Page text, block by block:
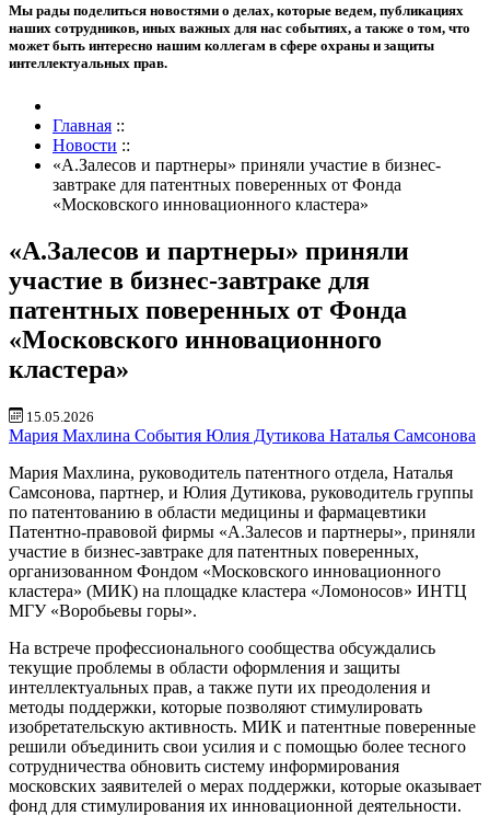
Мы рады поделиться новостями о делах, которые ведем, публикациях
наших сотрудников, иных важных для нас событиях, а также о том, что
может быть интересно нашим коллегам в сфере охраны и защиты
интеллектуальных прав.
Главная ::
Новости ::
«А.Залесов и партнеры» приняли участие в бизнес-
завтраке для патентных поверенных от Фонда
«Московского инновационного кластера»
«А.Залесов и партнеры» приняли
участие в бизнес-завтраке для
патентных поверенных от Фонда
«Московского инновационного
кластера»
15.05.2026
Мария Махлина События Юлия Дутикова Наталья Самсонова
Мария Махлина, руководитель патентного отдела, Наталья
Самсонова, партнер, и Юлия Дутикова, руководитель группы
по патентованию в области медицины и фармацевтики
Патентно-правовой фирмы «А.Залесов и партнеры», приняли
участие в бизнес-завтраке для патентных поверенных,
организованном Фондом «Московского инновационного
кластера» (МИК) на площадке кластера «Ломоносов» ИНТЦ
МГУ «Воробьевы горы».
На встрече профессионального сообщества обсуждались
текущие проблемы в области оформления и защиты
интеллектуальных прав, а также пути их преодоления и
методы поддержки, которые позволяют стимулировать
изобретательскую активность. МИК и патентные поверенные
решили объединить свои усилия и с помощью более тесного
сотрудничества обновить систему информирования
московских заявителей о мерах поддержки, которые оказывает
фонд для стимулирования их инновационной деятельности.